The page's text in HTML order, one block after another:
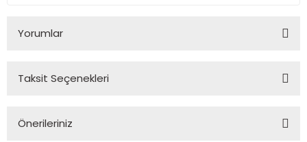
Yorumlar
Taksit Seçenekleri
Önerileriniz